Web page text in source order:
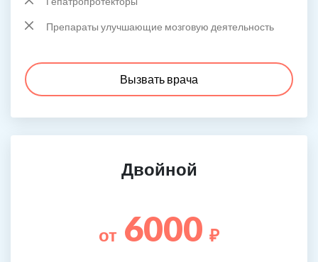
Препараты улучшающие мозговую деятельность
Вызвать врача
Двойной
от 6000 ₽